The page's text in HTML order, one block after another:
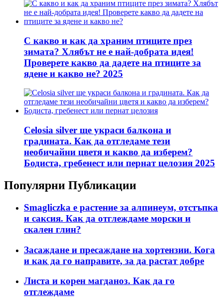
С какво и как да храним птиците през
зимата? Хлябът не е най-добрата идея!
Проверете какво да дадете на птиците за
ядене и какво не? 2025
Celosia silver ще украси балкона и
градината. Как да отгледаме тези
необичайни цветя и какво да изберем?
Бодиста, гребенест или пернат целозия 2025
Популярни Публикации
Smagliczka е растение за алпинеум, отстъпка
и саксия. Как да отглеждаме морски и
скален глин?
Засаждане и пресаждане на хортензии. Кога
и как да го направите, за да растат добре
Листа и корен магданоз. Как да го
отглеждаме